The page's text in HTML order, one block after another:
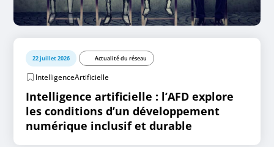
22 juillet 2026 Actualité du réseau
IntelligenceArtificielle
Intelligence artificielle : l’AFD explore
les conditions d’un développement
numérique inclusif et durable